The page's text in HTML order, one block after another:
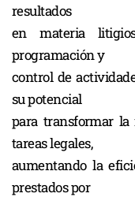
resultados
en materia
programación y
control de
su potencial
para transformar
tareas legales,
aumentando la
prestados por